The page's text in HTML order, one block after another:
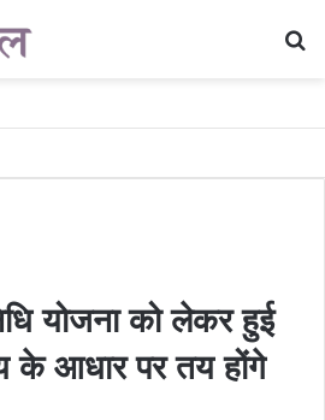
योजना को लेकर हुई
आधार पर तय होंगे